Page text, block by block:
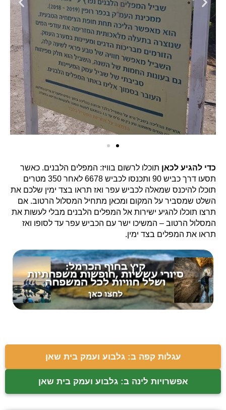
כדי להגיע לכאן תוכלו לרשום בוויז: המפלים הלבנים. כאשר
תסעו דרך כביש 90 ותכנסו לכביש 6678 לאחר 350 מטרים
תוכלו להיכנס שמאלה לכביש עפר ואז תראו בצד ימין שלכם את
השלט שמסביר על המקום ומכאן מתחיל המסלול הרטוב. אם
תרצו תוכלו להגיע ישירות אל המפלים הלבנים מבלי לעשות את
המסלול הרטוב – המשיכו ישר עם הכביש עפר עד לסופו ואז
תראו את המפלים בצד ימין.
עגלות קפה ב: גלבוע ועמק בית שאן
אפשרויות לינה ב: גלבוע ועמק בית שאן